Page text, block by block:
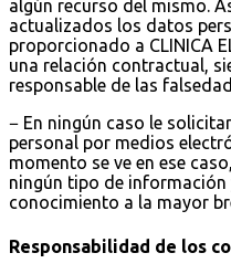
algún recurso del mismo.
actualizados los datos
proporcionado a CLINICA
una relación contractual,
responsable de las
− En ningún caso le
personal por medios
momento se ve en ese
ningún tipo de información
conocimiento a la mayor
Responsabilidad de los